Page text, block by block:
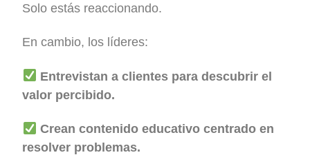
Solo estás reaccionando.
En cambio, los líderes:
Entrevistan a clientes para descubrir el
valor percibido.
Crean contenido educativo centrado en
resolver problemas.